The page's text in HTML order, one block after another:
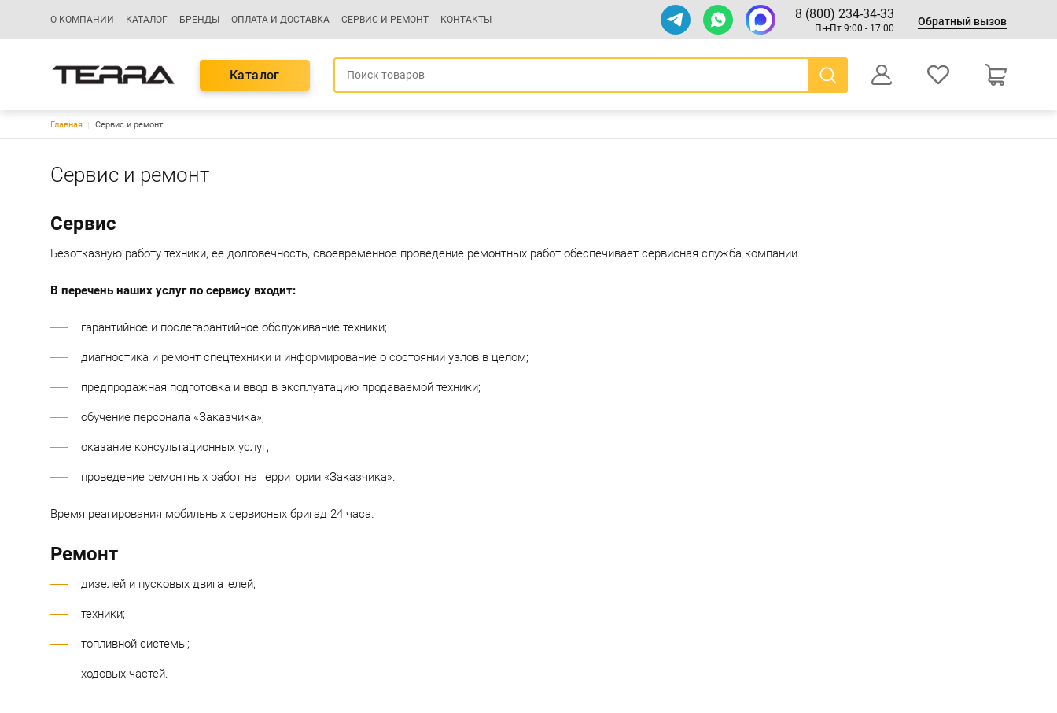
Основная навигация
О КОМПАНИИ КАТАЛОГ БРЕНДЫ ОПЛАТА И ДОСТАВКА СЕРВИС И РЕМОНТ КОНТАКТЫ 8 (800) 234-34-33
Пн-Пт 9:00 - 17:00
Обратный вызов
Каталог
Оформление заказа
Строка навигации
Главная Сервис и ремонт
Сервис и ремонт
Сервис
Безотказную работу техники, ее долговечность, своевременное проведение ремонтных работ обеспечивает сервисная служба компании.
В перечень наших услуг по сервису входит:
гарантийное и послегарантийное обслуживание техники;
диагностика и ремонт спецтехники и информирование о состоянии узлов в целом;
предпродажная подготовка и ввод в эксплуатацию продаваемой техники;
обучение персонала «Заказчика»;
оказание консультационных услуг;
проведение ремонтных работ на территории «Заказчика».
Время реагирования мобильных сервисных бригад 24 часа.
Ремонт
дизелей и пусковых двигателей;
техники;
топливной системы;
ходовых частей.